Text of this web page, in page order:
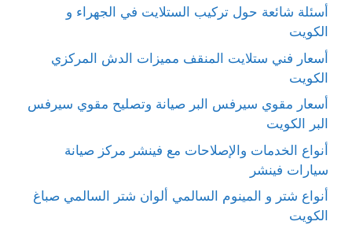
أسئلة شائعة حول تركيب الستلايت في الجهراء و
الكويت
أسعار فني ستلايت المنقف مميزات الدش المركزي
الكويت
أسعار مقوي سيرفس البر صيانة وتصليح مقوي سيرفس
البر الكويت
أنواع الخدمات والإصلاحات مع فينشر مركز صيانة
سيارات فينشر
أنواع شتر و المينوم السالمي ألوان شتر السالمي صباغ
الكويت